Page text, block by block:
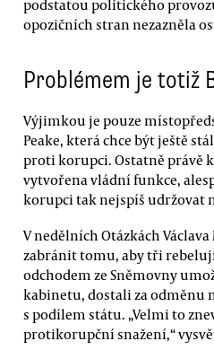
podstatou politického
opozičních stran nezazněla
Problémem je totiž
Výjimkou je pouze
Peake, která chce být ještě
proti korupci. Ostatně právě
vytvořena vládní funkce,
korupci tak nejspíš udržovat
V nedělních Otázkách
zabránit tomu, aby tři
odchodem ze Sněmovny
kabinetu, dostali za odměnu
s podílem státu. „Velmi to
protikorupční snažení,“